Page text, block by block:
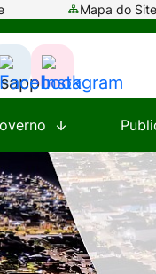
Mapa do Site
Acessar
a
Rede
Social
Facebook
Acessar
a
Rede
Social
Instagram